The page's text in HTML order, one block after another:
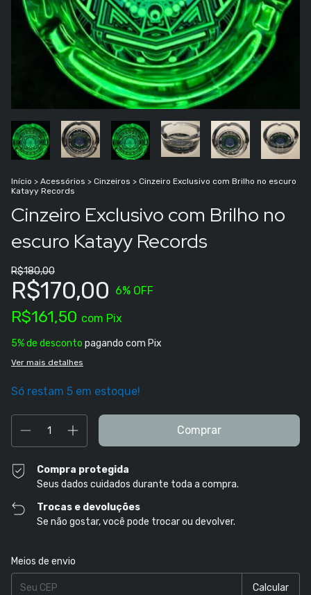
Início > Acessórios > Cinzeiros > Cinzeiro Exclusivo com Brilho no escuro
Katayy Records
Cinzeiro Exclusivo com Brilho no
escuro Katayy Records
R$180,00
R$170,00 6% OFF
R$161,50 com Pix
5% de desconto pagando com Pix
Ver mais detalhes
Só restam 5 em estoque!
Compra protegida
Seus dados cuidados durante toda a compra.
Trocas e devoluções
Se não gostar, você pode trocar ou devolver.
Entregas para o CEP:
Meios de envio
Calcular